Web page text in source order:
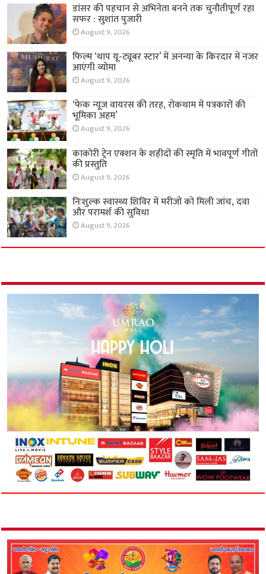
डांसर की पहचान से अभिनेता बनने तक चुनौतीपूर्ण रहा
सफर : सुशांत पुजारी
August 9, 2026
फिल्म ‘थाप यू-ट्यूबर स्टार’ में अनन्या के किरदार में नजर
आएंगी व्योमा
August 9, 2026
‘फेक न्यूज वायरस की तरह, रोकथाम में पत्रकारों की
भूमिका अहम’
August 9, 2026
काकोरी ट्रेन एक्शन के शहीदों की स्मृति में भावपूर्ण गीतों
की प्रस्तुति
August 9, 2026
निःशुल्क स्वास्थ्य शिविर में मरीजों को मिली जांच, दवा
और परामर्श की सुविधा
August 9, 2026